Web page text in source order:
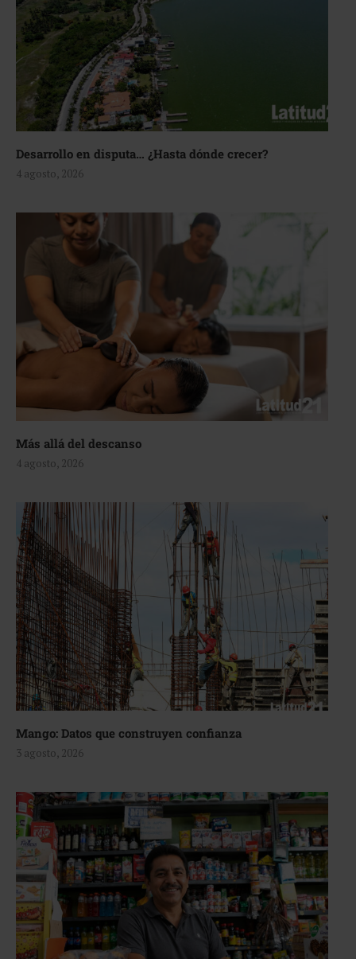
Desarrollo en disputa… ¿Hasta dónde crecer?
4 agosto, 2026
Más allá del descanso
4 agosto, 2026
Mango: Datos que construyen confianza
3 agosto, 2026